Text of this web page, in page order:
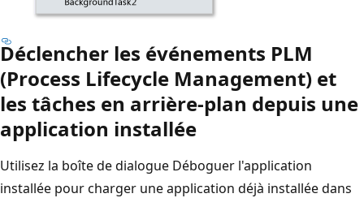
Déclencher les événements PLM
(Process Lifecycle Management) et
les tâches en arrière-plan depuis une
application installée
Utilisez la boîte de dialogue Déboguer l'application
installée pour charger une application déjà installée dans